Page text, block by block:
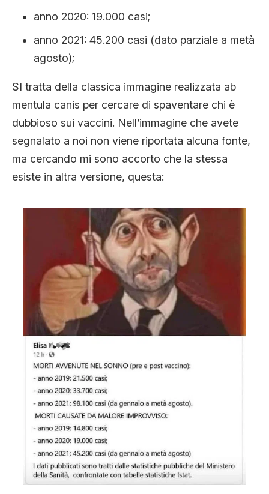
anno 2020: 19.000 casi;
anno 2021: 45.200 casi (dato parziale a metà
agosto);
SI tratta della classica immagine realizzata ab
mentula canis per cercare di spaventare chi è
dubbioso sui vaccini. Nell’immagine che avete
segnalato a noi non viene riportata alcuna fonte,
ma cercando mi sono accorto che la stessa
esiste in altra versione, questa: